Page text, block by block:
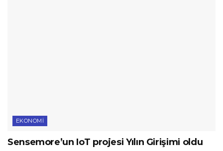
EKONOMI
Sensemore’un IoT projesi Yılın Girişimi oldu